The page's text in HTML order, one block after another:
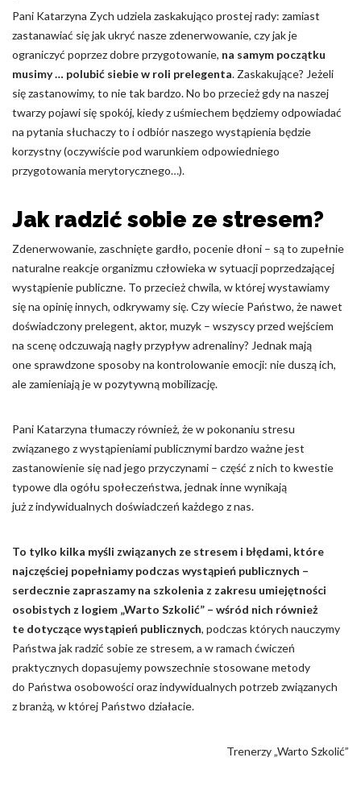
Pani Katarzyna Zych udziela zaskakująco prostej rady: zamiast
zastanawiać się jak ukryć nasze zdenerwowanie, czy jak je
ograniczyć poprzez dobre przygotowanie, na samym początku
musimy … polubić siebie w roli prelegenta. Zaskakujące? Jeżeli
się zastanowimy, to nie tak bardzo. No bo przecież gdy na naszej
twarzy pojawi się spokój, kiedy z uśmiechem będziemy odpowiadać
na pytania słuchaczy to i odbiór naszego wystąpienia będzie
korzystny (oczywiście pod warunkiem odpowiedniego
przygotowania merytorycznego…).
Jak radzić sobie ze stresem?
Zdenerwowanie, zaschnięte gardło, pocenie dłoni – są to zupełnie
naturalne reakcje organizmu człowieka w sytuacji poprzedzającej
wystąpienie publiczne. To przecież chwila, w której wystawiamy
się na opinię innych, odkrywamy się. Czy wiecie Państwo, że nawet
doświadczony prelegent, aktor, muzyk – wszyscy przed wejściem
na scenę odczuwają nagły przypływ adrenaliny? Jednak mają
one sprawdzone sposoby na kontrolowanie emocji: nie duszą ich,
ale zamieniają je w pozytywną mobilizację.
Pani Katarzyna tłumaczy również, że w pokonaniu stresu
związanego z wystąpieniami publicznymi bardzo ważne jest
zastanowienie się nad jego przyczynami – część z nich to kwestie
typowe dla ogółu społeczeństwa, jednak inne wynikają
już z indywidualnych doświadczeń każdego z nas.
To tylko kilka myśli związanych ze stresem i błędami, które
najczęściej popełniamy podczas wystąpień publicznych –
serdecznie zapraszamy na szkolenia z zakresu umiejętności
osobistych z logiem „Warto Szkolić” – wśród nich również
te dotyczące wystąpień publicznych, podczas których nauczymy
Państwa jak radzić sobie ze stresem, a w ramach ćwiczeń
praktycznych dopasujemy powszechnie stosowane metody
do Państwa osobowości oraz indywidualnych potrzeb związanych
z branżą, w której Państwo działacie.
Trenerzy „Warto Szkolić”